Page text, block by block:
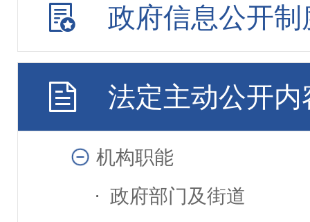
政府信息公开制
法定主动公开内
机构职能
政府部门及街道